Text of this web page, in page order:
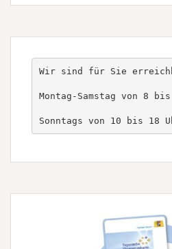
Wir sind für Sie
Montag-Samstag von 8
Sonntags von 10 bis 18